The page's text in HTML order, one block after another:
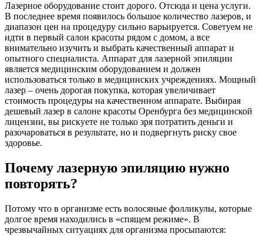
Лазерное оборудование стоит дорого. Отсюда и цена услуги.
В последнее время появилось большое количество лазеров, и
диапазон цен на процедуру сильно варьируется. Советуем не
идти в первый салон красоты рядом с домом, а все
внимательно изучить и выбрать качественный аппарат и
опытного специалиста. Аппарат для лазерной эпиляции
является медицинским оборудованием и должен
использоваться только в медицинских учреждениях. Мощный
лазер – очень дорогая покупка, которая увеличивает
стоимость процедуры на качественном аппарате. Выбирая
дешевый лазер в салоне красоты Оренбурга без медицинской
лицензии, вы рискуете не только зря потратить деньги и
разочароваться в результате, но и подвергнуть риску свое
здоровье.
Почему лазерную эпиляцию нужно
повторять?
Потому что в организме есть волосяные фолликулы, которые
долгое время находились в «спящем режиме». В
чрезвычайных ситуациях для организма просыпаются: